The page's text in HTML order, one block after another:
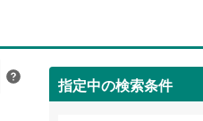
指定中の検索条件
島田市(1)
焼津市(20)
鴨江(4)
幸(2)